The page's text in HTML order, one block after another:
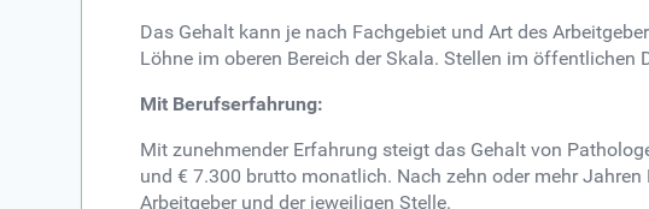
Das Gehalt kann je nach Fachgebiet und Art des
Löhne im oberen Bereich der Skala. Stellen im öffentlichen
Mit Berufserfahrung:
Mit zunehmender Erfahrung steigt das Gehalt von
und € 7.300 brutto monatlich. Nach zehn oder mehr
Arbeitgeber und der jeweiligen Stelle.